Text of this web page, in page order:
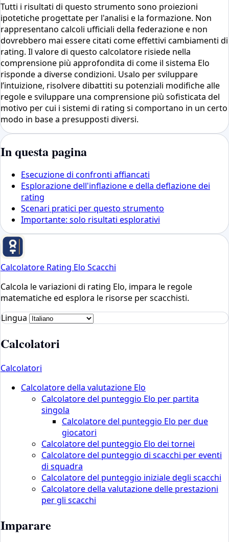
Tutti i risultati di questo strumento sono proiezioni
ipotetiche progettate per l'analisi e la formazione. Non
rappresentano calcoli ufficiali della federazione e non
dovrebbero mai essere citati come effettivi cambiamenti di
rating. Il valore di questo calcolatore risiede nella
comprensione più approfondita di come il sistema Elo
risponde a diverse condizioni. Usalo per sviluppare
l’intuizione, risolvere dibattiti su potenziali modifiche alle
regole e sviluppare una comprensione più sofisticata del
motivo per cui i sistemi di rating si comportano in un certo
modo in base a presupposti diversi.
In questa pagina
Esecuzione di confronti affiancati
Esplorazione dell'inflazione e della deflazione dei
rating
Scenari pratici per questo strumento
Importante: solo risultati esplorativi
Calcolatore Rating Elo Scacchi
Calcola le variazioni di rating Elo, impara le regole
matematiche ed esplora le risorse per scacchisti.
Lingua
Calcolatori
Calcolatori
Calcolatore della valutazione Elo
Calcolatore del punteggio Elo per partita
singola
Calcolatore del punteggio Elo per due
giocatori
Calcolatore del punteggio Elo dei tornei
Calcolatore del punteggio di scacchi per eventi
di squadra
Calcolatore del punteggio iniziale degli scacchi
Calcolatore della valutazione delle prestazioni
per gli scacchi
Imparare